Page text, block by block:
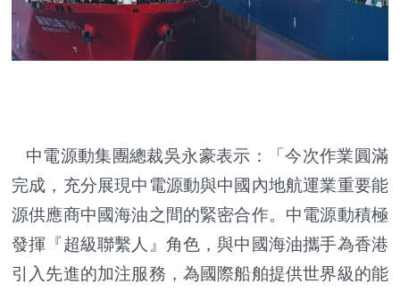
中電源動集團總裁吳永豪表示：「今次作業圓滿
完成，充分展現中電源動與中國內地航運業重要能
源供應商中國海油之間的緊密合作。中電源動積極
發揮『超級聯繫人』角色，與中國海油攜手為香港
引入先進的加注服務，為國際船舶提供世界級的能